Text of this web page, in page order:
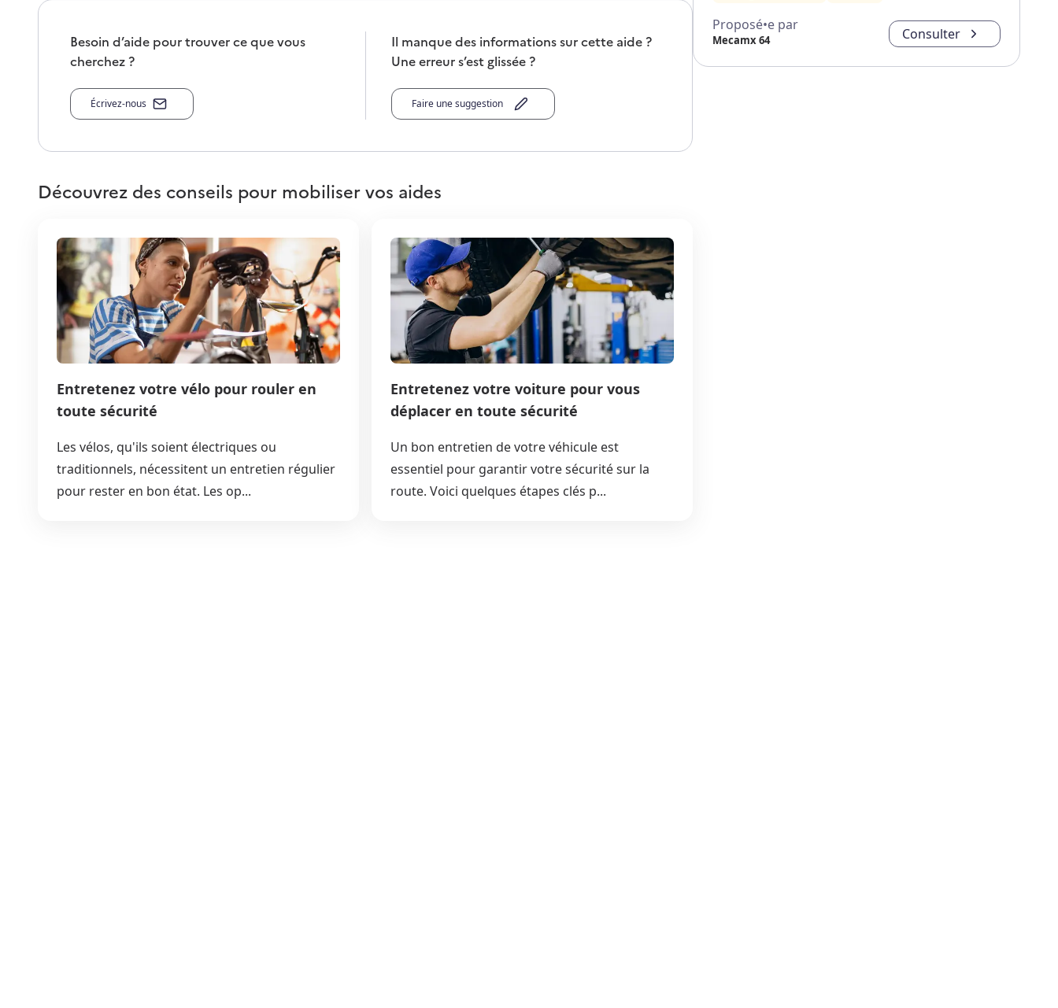
Besoin d’aide pour trouver ce que vous
cherchez ?
Écrivez-nous
Il manque des informations sur cette aide ?
Une erreur s’est glissée ?
Faire une suggestion
Découvrez des conseils pour mobiliser vos aides
Entretenez votre vélo pour rouler en
toute sécurité
Les vélos, qu'ils soient électriques ou
traditionnels, nécessitent un entretien régulier
pour rester en bon état. Les op...
Entretenez votre voiture pour vous
déplacer en toute sécurité
Un bon entretien de votre véhicule est
essentiel pour garantir votre sécurité sur la
route. Voici quelques étapes clés p...
Proposé•e par
Mecamx 64 Consulter